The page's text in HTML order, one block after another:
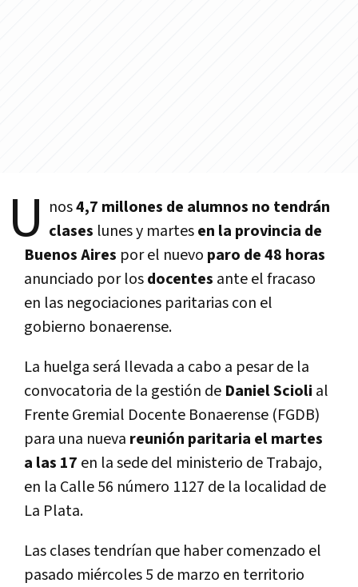
U nos4,7 millones de alumnos no tendrán
clases lunes y martesen la provincia de
Buenos Aires por el nuevo paro de 48 horas
anunciado por losdocentes ante el fracaso
en las negociaciones paritarias con el
gobierno bonaerense.
La huelga será llevada a cabo a pesar de la
convocatoria de la gestión de Daniel Scioli al
Frente Gremial Docente Bonaerense (FGDB)
para una nueva reunión paritaria el martes
a las 17 en la sede del ministerio de Trabajo,
en la Calle 56 número 1127 de la localidad de
La Plata.
Las clases tendrían que haber comenzado el
pasado miércoles 5 de marzo en territorio